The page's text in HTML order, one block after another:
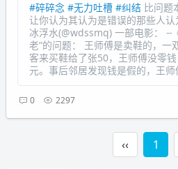
#碎碎念 #无力吐槽 #纠结 比问题
让你认为其认为是错误的那些人
冰浮水(@wdssmq) 一部电影： --
老”的问题： 王师傅是卖鞋的，一
客来买鞋给了张50，王师傅没零
元。事后邻居发现钱是假的，王师
0 2297
‹‹ 1